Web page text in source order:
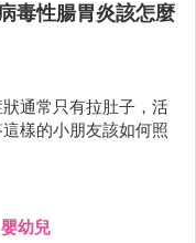
毒性腸胃炎該怎麼
通常只有拉肚子，活
樣的小朋友該如何照
嬰幼兒